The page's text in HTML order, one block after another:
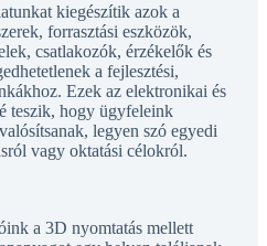
kiegészítik azok a
forrasztási eszközök,
csatlakozók, érzékelők és
a fejlesztési,
Ezek az elektronikai és
teszik, hogy ügyfeleink
legyen szó egyedi
vagy oktatási célokról.
a 3D nyomtatás mellett